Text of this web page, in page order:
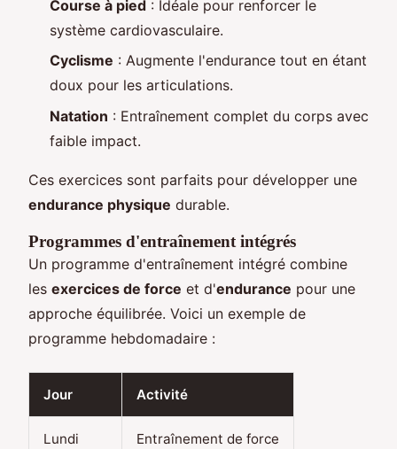
Course à pied : Idéale pour renforcer le
système cardiovasculaire.
Cyclisme : Augmente l'endurance tout en étant
doux pour les articulations.
Natation : Entraînement complet du corps avec
faible impact.
Ces exercices sont parfaits pour développer une
endurance physique durable.
Programmes d'entraînement intégrés
Un programme d'entraînement intégré combine
les exercices de force et d'endurance pour une
approche équilibrée. Voici un exemple de
programme hebdomadaire :
Jour Activité
Lundi Entraînement de force